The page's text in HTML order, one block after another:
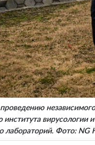
института вирусологии
лабораторий. Фото: